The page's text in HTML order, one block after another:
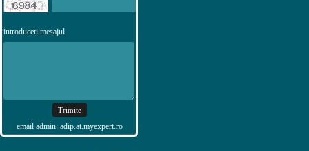
introduceti mesajul
email admin: adip.at.myexpert.ro